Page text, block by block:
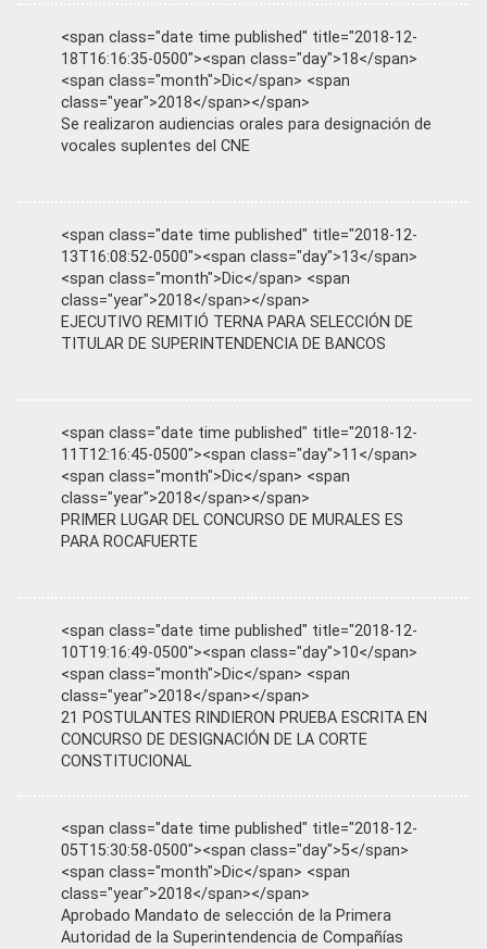
<span class="date time published" title="2018-12-
18T16:16:35-0500"><span class="day">18</span>
<span class="month">Dic</span> <span
class="year">2018</span></span>
Se realizaron audiencias orales para designación de
vocales suplentes del CNE
<span class="date time published" title="2018-12-
13T16:08:52-0500"><span class="day">13</span>
<span class="month">Dic</span> <span
class="year">2018</span></span>
EJECUTIVO REMITIÓ TERNA PARA SELECCIÓN DE
TITULAR DE SUPERINTENDENCIA DE BANCOS
<span class="date time published" title="2018-12-
11T12:16:45-0500"><span class="day">11</span>
<span class="month">Dic</span> <span
class="year">2018</span></span>
PRIMER LUGAR DEL CONCURSO DE MURALES ES
PARA ROCAFUERTE
<span class="date time published" title="2018-12-
10T19:16:49-0500"><span class="day">10</span>
<span class="month">Dic</span> <span
class="year">2018</span></span>
21 POSTULANTES RINDIERON PRUEBA ESCRITA EN
CONCURSO DE DESIGNACIÓN DE LA CORTE
CONSTITUCIONAL
<span class="date time published" title="2018-12-
05T15:30:58-0500"><span class="day">5</span>
<span class="month">Dic</span> <span
class="year">2018</span></span>
Aprobado Mandato de selección de la Primera
Autoridad de la Superintendencia de Compañías